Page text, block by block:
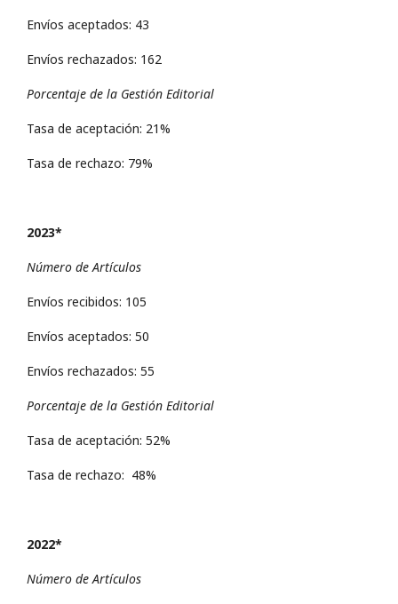
Envíos aceptados: 43
Envíos rechazados: 162
Porcentaje de la Gestión Editorial
Tasa de aceptación: 21%
Tasa de rechazo: 79%
2023*
Número de Artículos
Envíos recibidos: 105
Envíos aceptados: 50
Envíos rechazados: 55
Porcentaje de la Gestión Editorial
Tasa de aceptación: 52%
Tasa de rechazo: 48%
2022*
Número de Artículos